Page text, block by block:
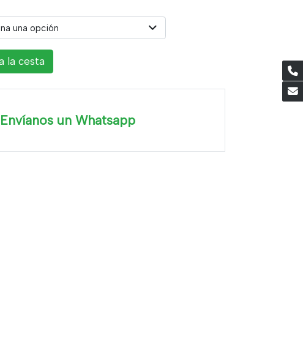
una opción
la cesta
Envíanos un Whatsapp